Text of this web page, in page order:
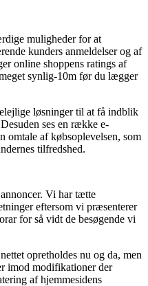
muligheder for at
kunders anmeldelser og af
online shoppens ratings af
synlig-10m før du lægger
løsninger til at få indblik
ses en række e-
omtale af købsoplevelsen, som
tilfredshed.
Vi har tætte
eftersom vi præsenterer
for så vidt de besøgende vi
opretholdes nu og da, men
imod modifikationer der
af hjemmesidens